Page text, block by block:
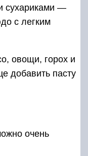
сухариками —
с легким
овощи, горох и
добавить пасту
очень